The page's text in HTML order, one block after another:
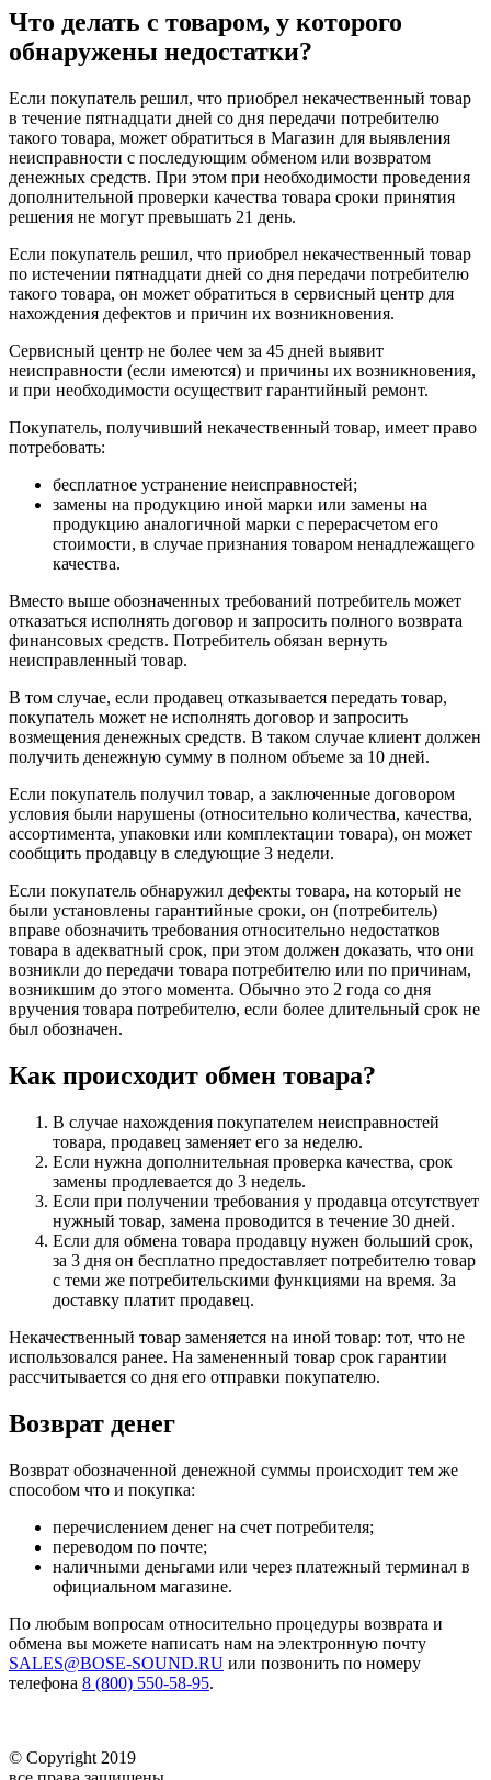
Что делать с товаром, у которого
обнаружены недостатки?
Если покупатель решил, что приобрел некачественный товар
в течение пятнадцати дней со дня передачи потребителю
такого товара, может обратиться в Магазин для выявления
неисправности с последующим обменом или возвратом
денежных средств. При этом при необходимости проведения
дополнительной проверки качества товара сроки принятия
решения не могут превышать 21 день.
Если покупатель решил, что приобрел некачественный товар
по истечении пятнадцати дней со дня передачи потребителю
такого товара, он может обратиться в сервисный центр для
нахождения дефектов и причин их возникновения.
Сервисный центр не более чем за 45 дней выявит
неисправности (если имеются) и причины их возникновения,
и при необходимости осуществит гарантийный ремонт.
Покупатель, получивший некачественный товар, имеет право
потребовать:
бесплатное устранение неисправностей;
замены на продукцию иной марки или замены на
продукцию аналогичной марки с перерасчетом его
стоимости, в случае признания товаром ненадлежащего
качества.
Вместо выше обозначенных требований потребитель может
отказаться исполнять договор и запросить полного возврата
финансовых средств. Потребитель обязан вернуть
неисправленный товар.
В том случае, если продавец отказывается передать товар,
покупатель может не исполнять договор и запросить
возмещения денежных средств. В таком случае клиент должен
получить денежную сумму в полном объеме за 10 дней.
Если покупатель получил товар, а заключенные договором
условия были нарушены (относительно количества, качества,
ассортимента, упаковки или комплектации товара), он может
сообщить продавцу в следующие 3 недели.
Если покупатель обнаружил дефекты товара, на который не
были установлены гарантийные сроки, он (потребитель)
вправе обозначить требования относительно недостатков
товара в адекватный срок, при этом должен доказать, что они
возникли до передачи товара потребителю или по причинам,
возникшим до этого момента. Обычно это 2 года со дня
вручения товара потребителю, если более длительный срок не
был обозначен.
Как происходит обмен товара?
В случае нахождения покупателем неисправностей
товара, продавец заменяет его за неделю.
Если нужна дополнительная проверка качества, срок
замены продлевается до 3 недель.
Если при получении требования у продавца отсутствует
нужный товар, замена проводится в течение 30 дней.
Если для обмена товара продавцу нужен больший срок,
за 3 дня он бесплатно предоставляет потребителю товар
с теми же потребительскими функциями на время. За
доставку платит продавец.
Некачественный товар заменяется на иной товар: тот, что не
использовался ранее. На замененный товар срок гарантии
рассчитывается со дня его отправки покупателю.
Возврат денег
Возврат обозначенной денежной суммы происходит тем же
способом что и покупка:
перечислением денег на счет потребителя;
переводом по почте;
наличными деньгами или через платежный терминал в
официальном магазине.
По любым вопросам относительно процедуры возврата и
обмена вы можете написать нам на электронную почту
SALES@BOSE-SOUND.RU или позвонить по номеру
телефона 8 (800) 550-58-95.
© Copyright 2019